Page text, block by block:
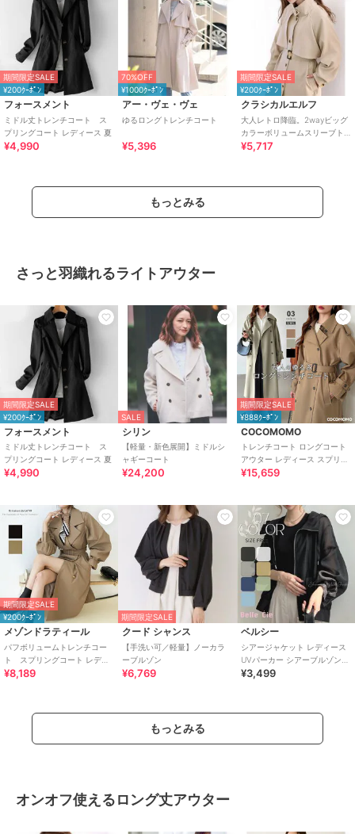
期間限定SALE
¥200ｸｰﾎﾟﾝ
フォースメント
ミドル丈トレンチコート ス
プリングコート レディース 夏
¥4,990
70%OFF
¥1000ｸｰﾎﾟﾝ
アー・ヴェ・ヴェ
ゆるロングトレンチコート
¥5,396
期間限定SALE
¥200ｸｰﾎﾟﾝ
クラシカルエルフ
大人レトロ降臨。2wayビッグ
カラーボリュームスリーブト
レンチコート
¥5,717
もっとみる
さっと羽織れるライトアウター
期間限定SALE
¥200ｸｰﾎﾟﾝ
フォースメント
ミドル丈トレンチコート ス
プリングコート レディース 夏
¥4,990
SALE
シリン
【軽量・新色展開】ミドルシ
ャギーコート
¥24,200
期間限定SALE
¥888ｸｰﾎﾟﾝ
COCOMOMO
トレンチコート ロングコート
アウター レディース スプリン
グコート ロング丈 ライトアウ
¥15,659
期間限定SALE
¥200ｸｰﾎﾟﾝ
メゾンドラティール
パフボリュームトレンチコー
ト スプリングコート レディ
ース 夏
¥8,189
期間限定SALE
クード シャンス
【手洗い可／軽量】ノーカラ
ーブルゾン
¥6,769
ベルシー
シアージャケット レディース
UVパーカー シアーブルゾン
フードライトアウター 春夏 羽
¥3,499
もっとみる
オンオフ使えるロング丈アウター